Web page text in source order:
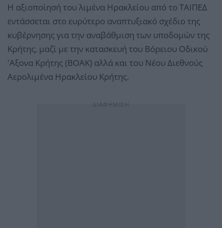
Η αξιοποίησή του λιμένα Ηρακλείου από το ΤΑΙΠΕΔ
εντάσσεται στο ευρύτερο αναπτυξιακό σχέδιο της
κυβέρνησης για την αναβάθμιση των υποδομών της
Κρήτης, μαζί με την κατασκευή του Βόρειου Οδικού
'Αξονα Κρήτης (ΒΟΑΚ) αλλά και του Νέου Διεθνούς
Αερολιμένα Ηρακλείου Κρήτης.